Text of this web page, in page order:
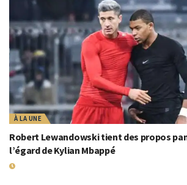
À LA UNE
Robert Lewandowski tient des propos
l’égard de Kylian Mbappé